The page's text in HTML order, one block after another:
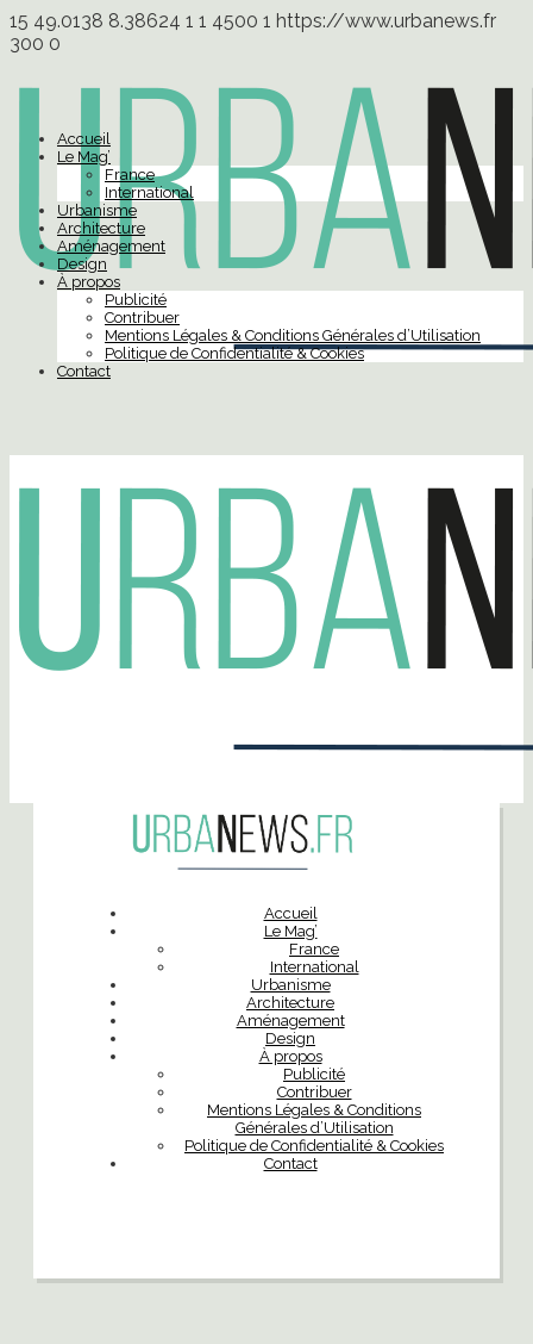
15 49.0138 8.38624 1 1 4500 1 https://www.urbanews.fr
300 0
Accueil
Le Mag’
France
International
Urbanisme
Architecture
Aménagement
Design
À propos
Publicité
Contribuer
Mentions Légales & Conditions Générales d’Utilisation
Politique de Confidentialité & Cookies
Contact
Accueil
Le Mag’
France
International
Urbanisme
Architecture
Aménagement
Design
À propos
Publicité
Contribuer
Mentions Légales & Conditions
Générales d’Utilisation
Politique de Confidentialité & Cookies
Contact